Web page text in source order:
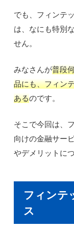
でも、フィンテ
は、なにも特別
せん。
みなさんが普段
品にも、フィン
あるのです。
そこで今回は、
向けの金融サー
やデメリットに
フィンテ
ス